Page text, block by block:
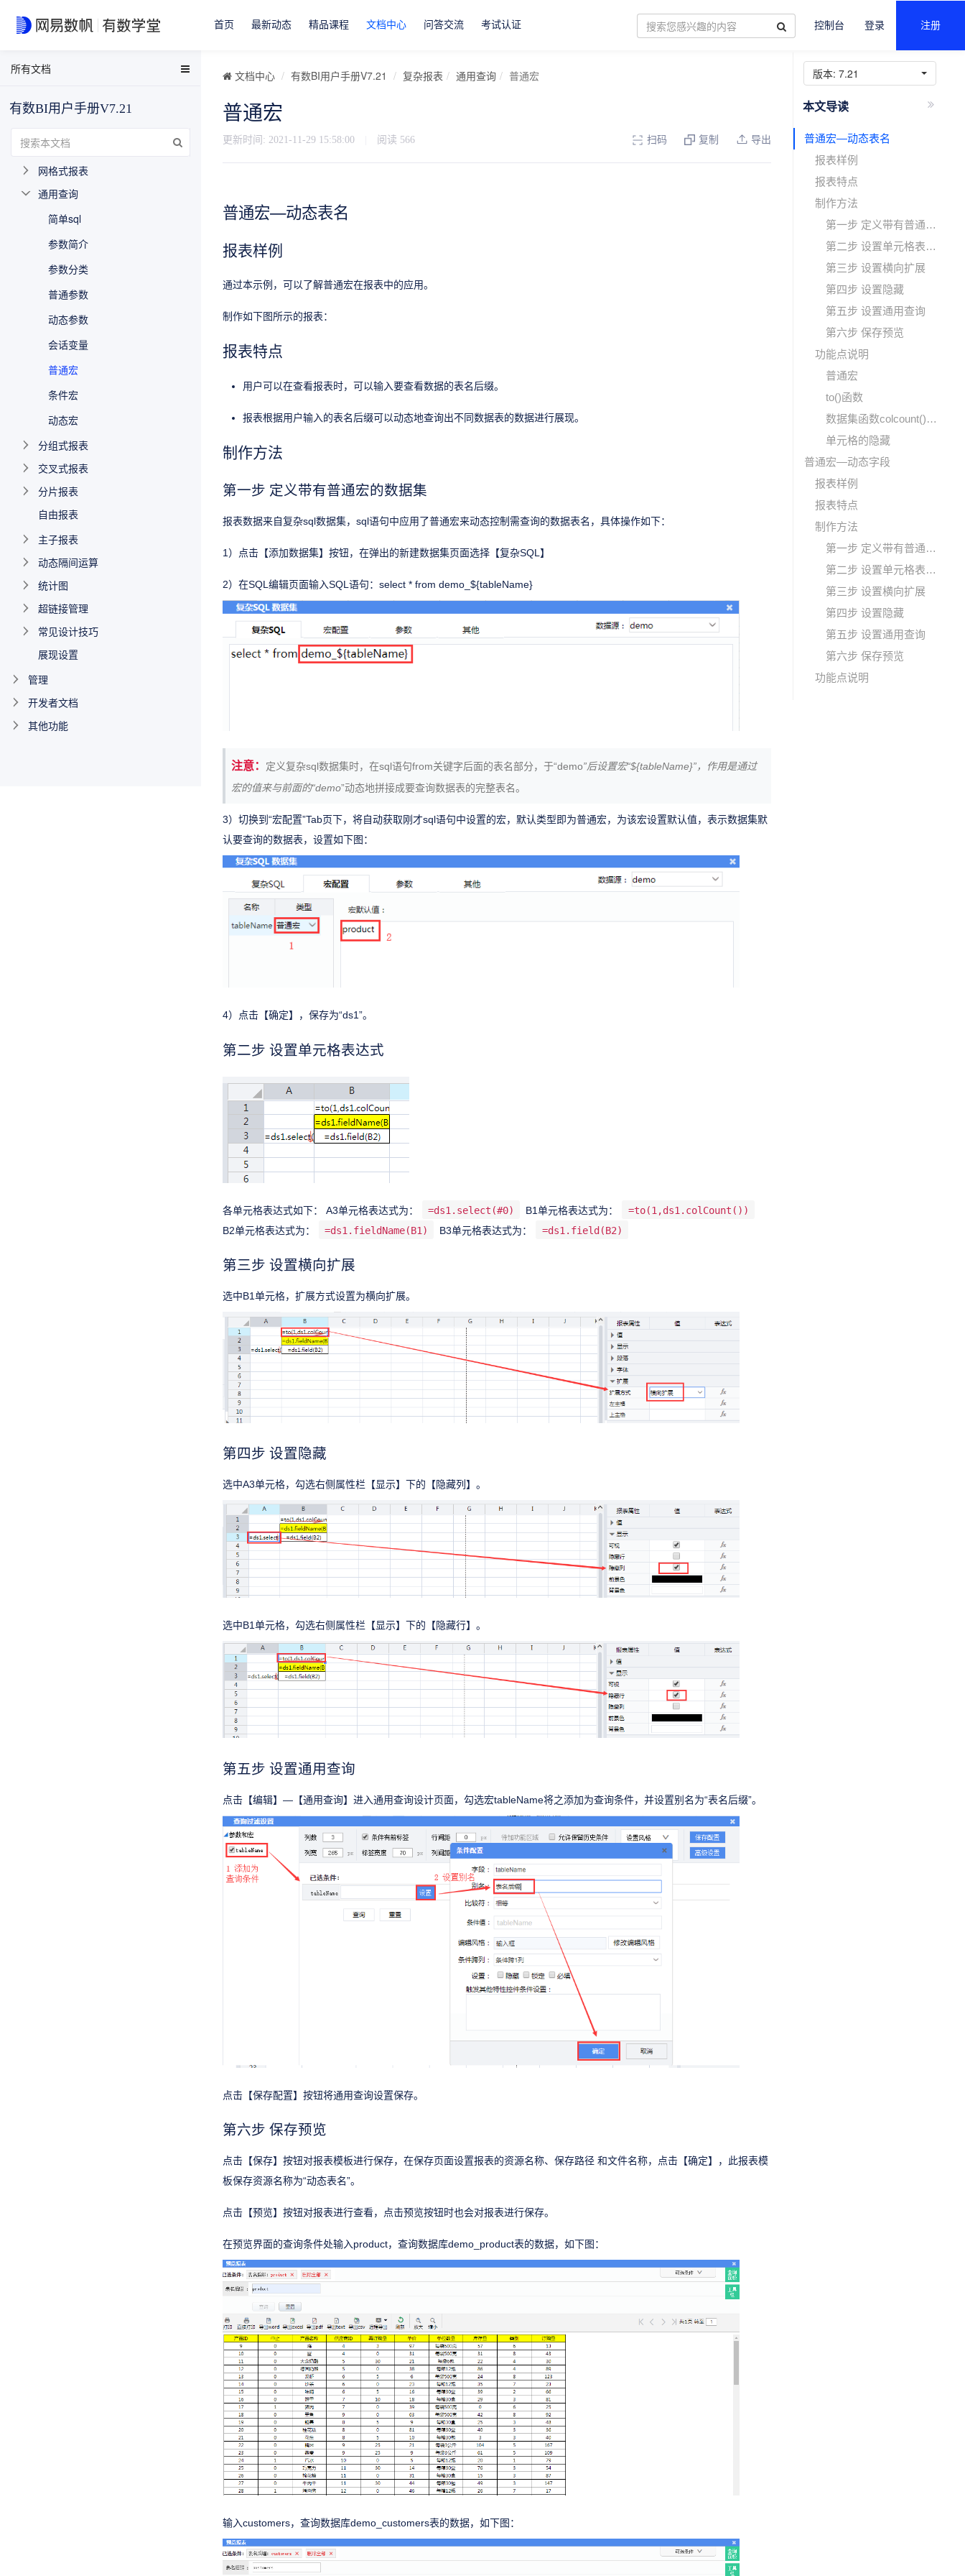
首页 最新动态 精品课程 文档中心 问答交流 考试认证 控制台 登录 注册
文档中心 有数BI用户手册V7.21 复杂报表 通用查询 普通宏
普通宏
更新时间: 2021-11-29 15:58:00 阅读 566 扫码 复制 导出
普通宏—动态表名
报表样例
报表特点
制作方法
第一步 定义带有普通宏的数据集
第二步 设置单元格表达式
第三步 设置横向扩展
第四步 设置隐藏
第五步 设置通用查询
第六步 保存预览
功能点说明
普通宏
to()函数
数据集函数colcount()、fieldName()、field()
单元格的隐藏
普通宏—动态字段
报表样例
报表特点
制作方法
第一步 定义带有普通宏的数据集
第二步 设置单元格表达式
第三步 设置横向扩展
第四步 设置隐藏
第五步 设置通用查询
第六步 保存预览
功能点说明
普通宏—动态表名
报表样例
通过本示例，可以了解普通宏在报表中的应用。
制作如下图所示的报表：
报表特点
用户可以在查看报表时，可以输入要查看数据的表名后缀。
报表根据用户输入的表名后缀可以动态地查询出不同数据表的数据进行展现。
制作方法
第一步 定义带有普通宏的数据集
报表数据来自复杂sql数据集，sql语句中应用了普通宏来动态控制需查询的数据表名，具体操作如下：
1）点击【添加数据集】按钮，在弹出的新建数据集页面选择【复杂SQL】
2）在SQL编辑页面输入SQL语句：select * from demo_${tableName}
注意： 定义复杂sql数据集时，在sql语句from关键字后面的表名部分，于“demo”后设置宏“${tableName}”，作用是通过
宏的值来与前面的“demo”动态地拼接成要查询数据表的完整表名。
3）切换到“宏配置”Tab页下，将自动获取刚才sql语句中设置的宏，默认类型即为普通宏，为该宏设置默认值，表示数据集默
认要查询的数据表，设置如下图：
4）点击【确定】，保存为“ds1”。
第二步 设置单元格表达式
各单元格表达式如下： A3单元格表达式为： =ds1.select(#0) B1单元格表达式为：
=to(1,ds1.colCount())
B2单元格表达式为：
=ds1.fieldName(B1) B3单元格表达式为： =ds1.field(B2)
第三步 设置横向扩展
选中B1单元格，扩展方式设置为横向扩展。
第四步 设置隐藏
选中A3单元格，勾选右侧属性栏【显示】下的【隐藏列】。
选中B1单元格，勾选右侧属性栏【显示】下的【隐藏行】。
第五步 设置通用查询
点击【编辑】—【通用查询】进入通用查询设计页面，勾选宏tableName将之添加为查询条件，并设置别名为“表名后缀”。
点击【保存配置】按钮将通用查询设置保存。
第六步 保存预览
点击【保存】按钮对报表模板进行保存，在保存页面设置报表的资源名称、保存路径 和文件名称，点击【确定】，此报表模
板保存资源名称为“动态表名”。
点击【预览】按钮对报表进行查看，点击预览按钮时也会对报表进行保存。
在预览界面的查询条件处输入product，查询数据库demo_product表的数据，如下图：
输入customers，查询数据库demo_customers表的数据，如下图：
所有文档
EasyData用户手册
数据分析与可视化用户手册
有数BI FAQ
EasyStream用户手册
NDH用户手册
有数BI用户手册V7.21
数据填报
数据门户
报表设计预备知识
网格式报表
通用查询
简单sql
参数简介
参数分类
普通参数
动态参数
会话变量
普通宏
条件宏
动态宏
分组式报表
交叉式报表
分片报表
自由报表
主子报表
动态隔间运算
统计图
超链接管理
常见设计技巧
展现设置
管理
开发者文档
其他功能
版本: